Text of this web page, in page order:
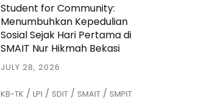
Student for Community:
Menumbuhkan Kepedulian
Sosial Sejak Hari Pertama di
SMAIT Nur Hikmah Bekasi
JULY 28, 2026
KB-TK / LPI / SDIT/ SMAIT/ SMPIT